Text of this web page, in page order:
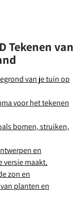
Tekenen van
van je tuin op
voor het tekenen
bomen, struiken,
en
versie maakt.
zon en
planten en